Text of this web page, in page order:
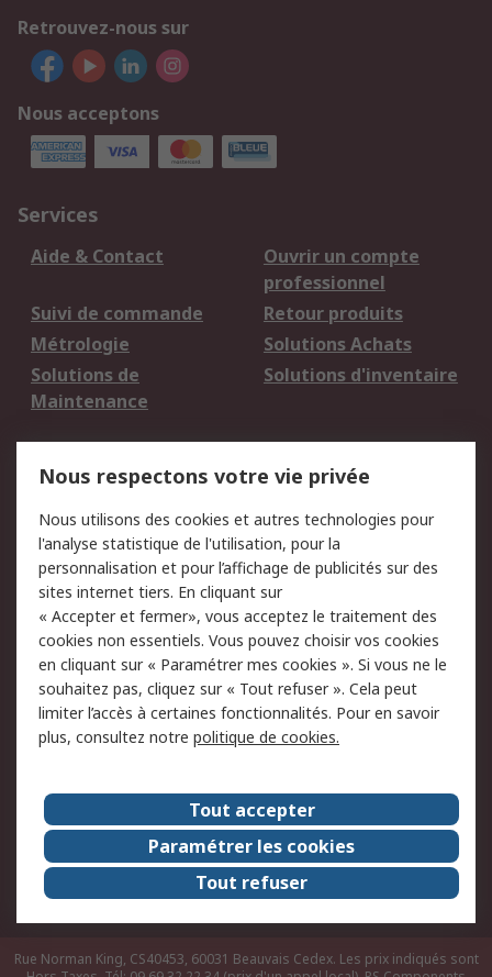
Retrouvez-nous sur
Nous acceptons
Services
Aide & Contact
Ouvrir un compte
professionnel
Suivi de commande
Retour produits
Métrologie
Solutions Achats
Solutions de
Maintenance
Solutions d'inventaire
du site
Politique de protection
des données - Mise à
jour
Sécurité des E-mails
Conditions générales
de vente
Politique anti-
corruption
Campagnes marketing
A propos de RS
A propos de RS France
Evénements
Le groupe RS Group Plc
Presse
RS dans le monde
Démarche RSE
Nous rejoindre
RS Particuliers
Rue Norman King, CS40453, 60031 Beauvais Cedex. Les prix indiqués sont
Nous respectons votre vie privée
Nous utilisons des cookies et autres technologies pour
l'analyse statistique de l'utilisation, pour la
personnalisation et pour l’affichage de publicités sur des
sites internet tiers. En cliquant sur
« Accepter et fermer», vous acceptez le traitement des
cookies non essentiels. Vous pouvez choisir vos cookies
en cliquant sur « Paramétrer mes cookies ». Si vous ne le
souhaitez pas, cliquez sur « Tout refuser ». Cela peut
limiter l’accès à certaines fonctionnalités. Pour en savoir
plus, consultez notre politique de cookies.
Tout accepter
Paramétrer les cookies
Tout refuser